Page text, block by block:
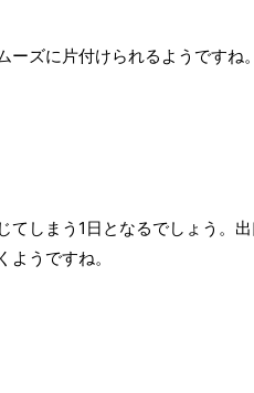
ズに片付けられるようですね
しまう1日となるでしょう。
うですね。